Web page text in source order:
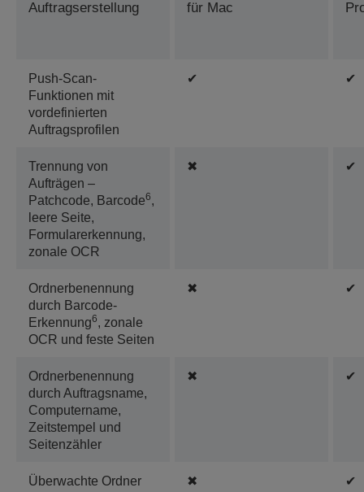
Auftragserstellung für Mac
Push-Scan-
Funktionen mit
vordefinierten
Auftragsprofilen
✔ ✔
Trennung von
Aufträgen –
Patchcode, Barcode6,
leere Seite,
Formularerkennung,
zonale OCR
✖ ✔
Ordnerbenennung
durch Barcode-
Erkennung6, zonale
OCR und feste Seiten
✖ ✔
Ordnerbenennung
durch Auftragsname,
Computername,
Zeitstempel und
Seitenzähler
✖ ✔
Überwachte Ordner ✖ ✔